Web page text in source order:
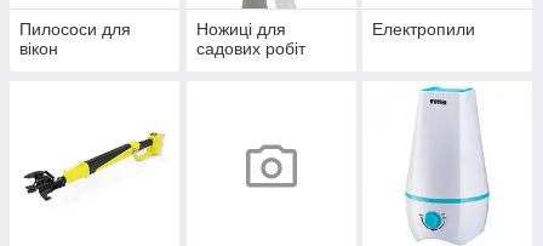
Пилососи для
вікон
Ножиці для
садових робіт
Електропили